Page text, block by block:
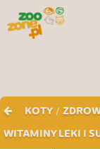
KOTY /
WITAMINY LEKI I